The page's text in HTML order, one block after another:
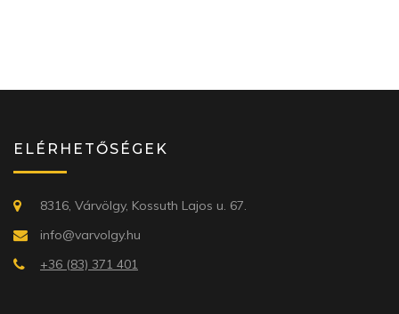
ELÉRHETŐSÉGEK
8316, Várvölgy, Kossuth Lajos u. 67.
info@varvolgy.hu
+36 (83) 371 401